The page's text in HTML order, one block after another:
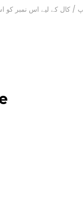
کے لیے اس نمبر کو استعمال کریں